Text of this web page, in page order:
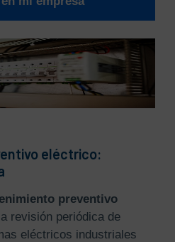
eléctrico:
preventivo
revisión periódica de
eléctricos industriales